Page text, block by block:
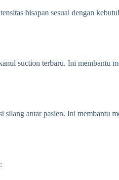
hisapan sesuai dengan
suction terbaru. Ini membantu
antar pasien. Ini membantu